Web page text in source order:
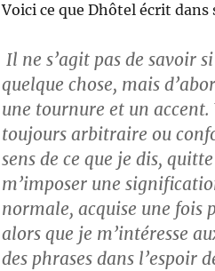
Voici ce que Dhôtel écrit dans
Il ne s’agit pas de savoir
quelque chose, mais
une tournure et un
toujours arbitraire ou
sens de ce que je dis,
m’imposer une
normale, acquise une fois
alors que je m’intéresse
des phrases dans l’espoir